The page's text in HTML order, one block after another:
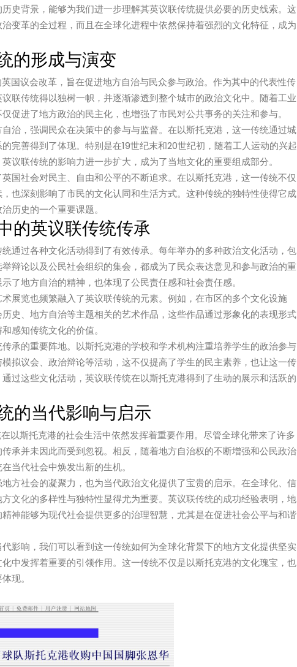
史背景，能够为我们进一步理解其英议联传统提供必要的历史线索。这
变革的全过程，而且在全球化进程中依然保持着强烈的文化特征，成为
的形成与演变
国议会改革，旨在促进地方自治与民众参与政治。作为其中的代表性传
联传统得以独树一帜，并逐渐渗透到整个城市的政治文化中。随着工业
促进了地方政治的民主化，也增强了市民对公共事务的关注和参与。
治，强调民众在决策中的参与与监督。在以斯托克港，这一传统通过城
完善得到了体现。特别是在19世纪末和20世纪初，随着工人运动的兴起
议联传统的影响力进一步扩大，成为了当地文化的重要组成部分。
国社会对民主、自由和公平的不断追求。在以斯托克港，这一传统不仅
也深刻影响了市民的文化认同和生活方式。这种传统的独特性使得它成
历史的一个重要课题。
的英议联传统传承
通过各种文化活动得到了有效传承。每年举办的多种政治文化活动，包
辩论以及公民社会组织的集会，都成为了民众表达意见和参与政治的重
了地方自治的精神，也体现了公民责任感和社会责任感。
展览也频繁融入了英议联传统的元素。例如，在市区的多个文化设施
史、地方自治等主题相关的艺术作品，这些作品通过形象化的表现形式
感知传统文化的价值。
承的重要阵地。以斯托克港的学校和学术机构注重培养学生的政治参与
拟议会、政治辩论等活动，这不仅提高了学生的民主素养，也让这一传
过这些文化活动，英议联传统在以斯托克港得到了生动的展示和活跃的
的当代影响与启示
以斯托克港的社会生活中依然发挥着重要作用。尽管全球化带来了许多
承并未因此而受到忽视。相反，随着地方自治权的不断增强和公民政治
当代社会中焕发出新的生机。
方社会的凝聚力，也为当代政治文化提供了宝贵的启示。在全球化、信
文化的多样性与独特性显得尤为重要。英议联传统的成功经验表明，地
神能够为现代社会提供更多的治理智慧，尤其是在促进社会公平与和谐
影响，我们可以看到这一传统如何为全球化背景下的地方文化提供坚实
中发挥着重要的引领作用。这一传统不仅是以斯托克港的文化瑰宝，也
现。